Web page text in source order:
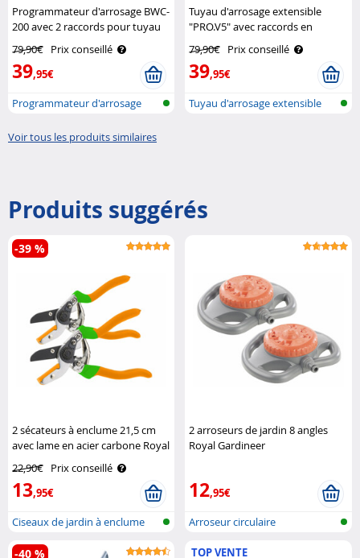
Programmateur d'arrosage BWC-
200 avec 2 raccords pour tuyau
79,90€ Prix conseillé
39,95€
Programmateur d'arrosage
Tuyau d'arrosage extensible
"PRO.V5" avec raccords en
Gardineer
79,90€ Prix conseillé
39,95€
Tuyau d'arrosage extensible
Voir tous les produits similaires
Produits suggérés
2 sécateurs à enclume 21,5 cm
avec lame en acier carbone Royal
22,90€ Prix conseillé
13,95€
-39 %
Ciseaux de jardin à enclume
2 arroseurs de jardin 8 angles
Royal Gardineer
12,95€
Arroseur circulaire
-40 % TOP VENTE